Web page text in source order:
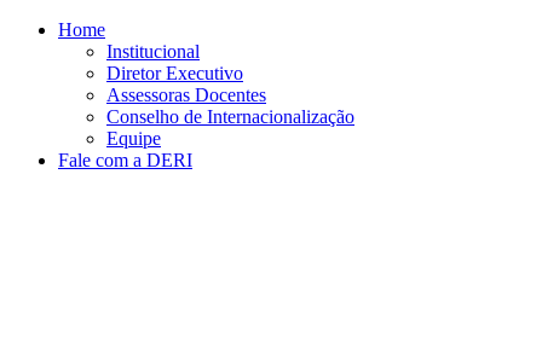
Conteúdo principal
Home
Institucional
Diretor Executivo
Assessoras Docentes
Conselho de Internacionalização
Equipe
Fale com a DERI